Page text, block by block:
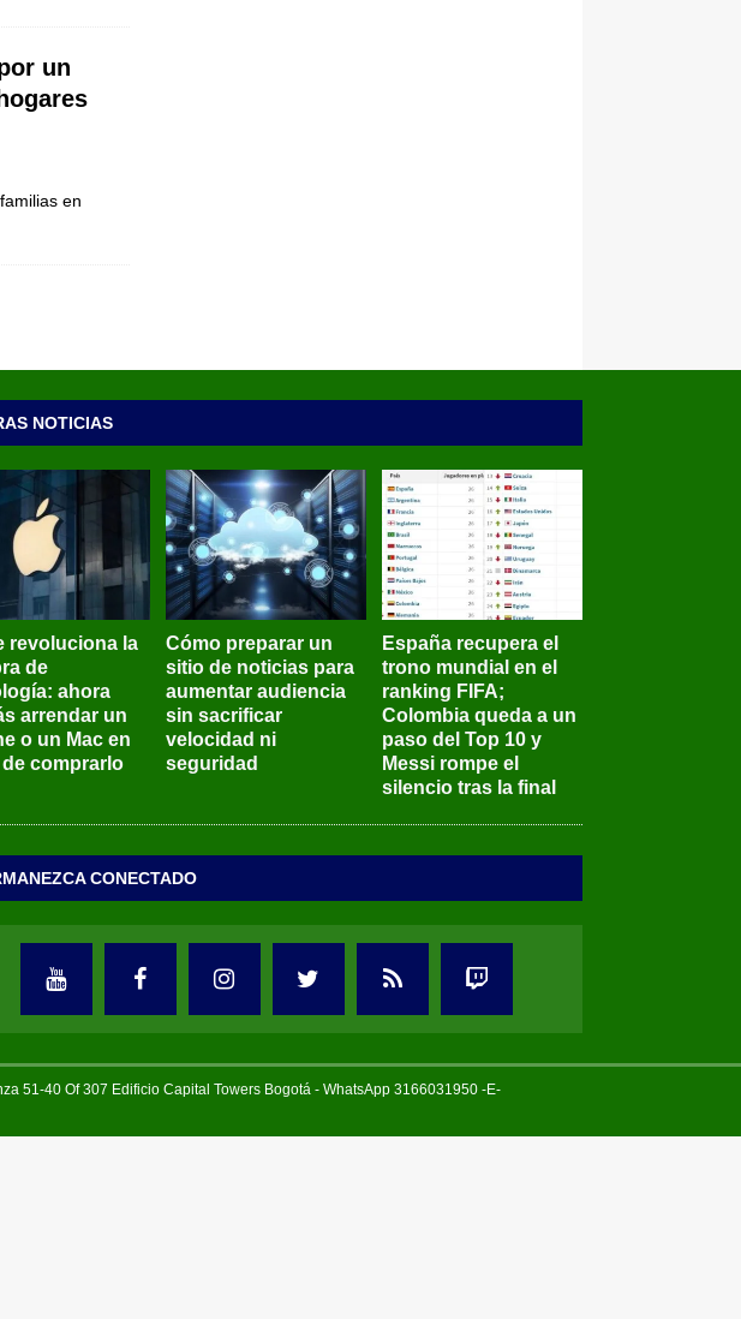
un
en
NOTICIAS
revoluciona la
de
ahora
arrendar un
o un Mac en
de comprarlo
Cómo preparar un
sitio de noticias para
aumentar audiencia
sin sacrificar
velocidad ni
seguridad
España recupera el
trono mundial en el
ranking FIFA;
Colombia queda a un
paso del Top 10 y
Messi rompe el
silencio tras la final
CONECTADO
51-40 Of 307 Edificio Capital Towers Bogotá - WhatsApp 3166031950 -E-